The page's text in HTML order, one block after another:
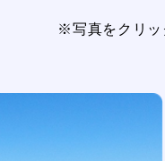
※写真をクリッ